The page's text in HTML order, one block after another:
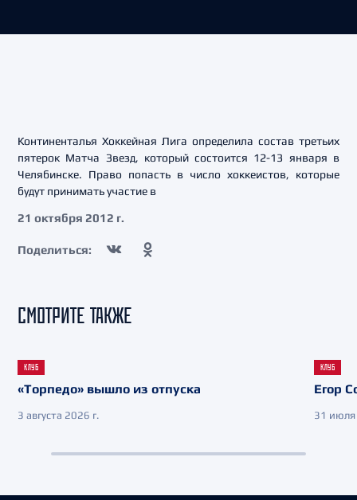
Континенталья Хоккейная Лига определила состав третьих
пятерок Матча Звезд, который состоится 12-13 января в
Челябинске. Право попасть в число хоккеистов, которые
будут принимать участие в
21 октября 2012 г.
Поделиться:
СМОТРИТЕ ТАКЖЕ
КЛУБ
«Торпедо» вышло из отпуска
3 августа 2026 г.
КЛУБ
Егор
31 июля